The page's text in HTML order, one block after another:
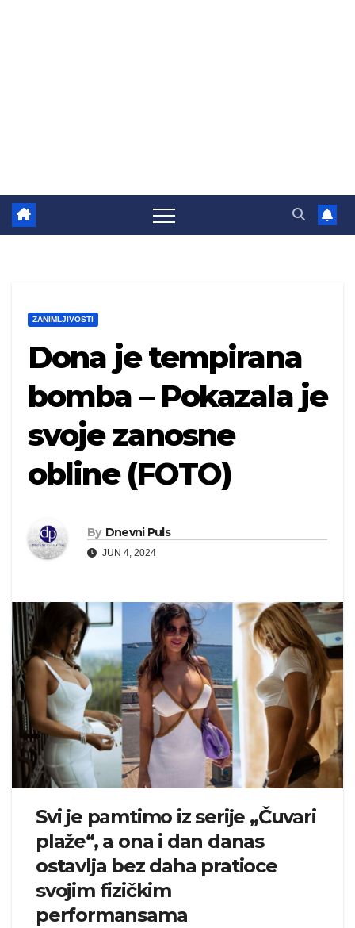
ZANIMLJIVOSTI
Dona je tempirana
bomba – Pokazala je
svoje zanosne
obline (FOTO)
By Dnevni Puls
JUN 4, 2024
Svi je pamtimo iz serije „Čuvari
plaže“, a ona i dan danas
ostavlja bez daha pratioce
svojim fizičkim
performansama